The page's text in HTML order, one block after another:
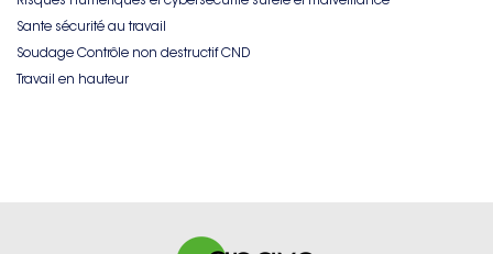
Sante sécurité au travail
Soudage Contrôle non destructif CND
Travail en hauteur